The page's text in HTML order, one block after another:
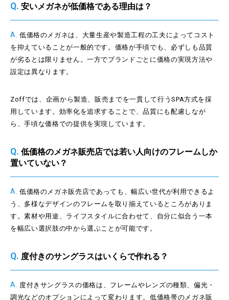
Q. 安いメガネが低価格である理由は？
A. 低価格のメガネは、大量生産や製造工程の工夫によってコスト
を抑えていることが一般的です。価格が手頃でも、必ずしも品質
が劣るとは限りません。一方でブランドごとに価格の実現方法や
設定は異なります。
Zoffでは、企画から製造、販売までを一貫して行うSPA方式を採
用しています。効率化を追求することで、品質にも配慮しなが
ら、手頃な価格での提供を実現しています。
Q. 低価格のメガネ販売店では若い人向けのフレームしか
置いていない？
A. 低価格のメガネ販売店であっても、幅広い世代が利用できるよ
う、多様なデザインのフレームを取り揃えているところがありま
す。素材や用途、ライフスタイルに合わせて、自分に似合う一本
を幅広い選択肢の中から選ぶことが可能です。
Q. 度付きのサングラスはいくらで作れる？
A. 度付きサングラスの価格は、フレームやレンズの種類、偏光・
調光などのオプションによって変わります。低価格帯のメガネ販